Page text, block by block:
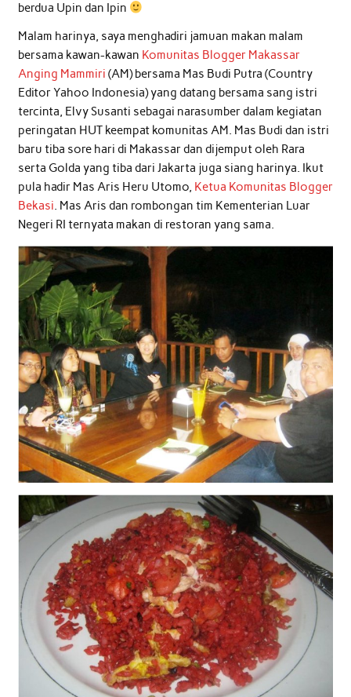
berdua Upin dan Ipin
Malam harinya, saya menghadiri jamuan makan malam
bersama kawan-kawan Komunitas Blogger Makassar
Anging Mammiri (AM) bersama Mas Budi Putra (Country
Editor Yahoo Indonesia) yang datang bersama sang istri
tercinta, Elvy Susanti sebagai narasumber dalam kegiatan
peringatan HUT keempat komunitas AM. Mas Budi dan istri
baru tiba sore hari di Makassar dan dijemput oleh Rara
serta Golda yang tiba dari Jakarta juga siang harinya. Ikut
pula hadir Mas Aris Heru Utomo, Ketua Komunitas Blogger
Bekasi . Mas Aris dan rombongan tim Kementerian Luar
Negeri RI ternyata makan di restoran yang sama.